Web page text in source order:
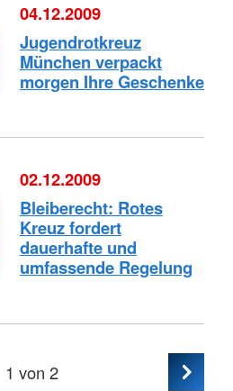
04.12.2009
Jugendrotkreuz
München verpackt
morgen Ihre Geschenke
02.12.2009
Bleiberecht: Rotes
Kreuz fordert
dauerhafte und
umfassende Regelung
1 von 2